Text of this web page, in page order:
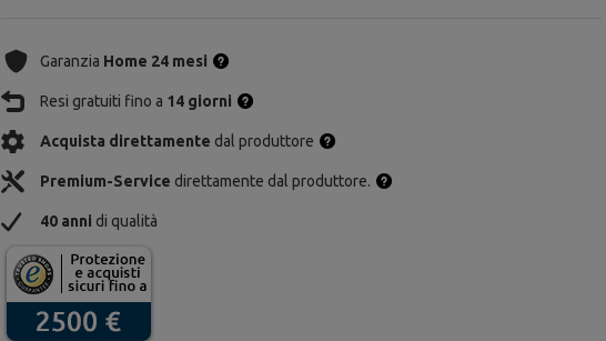
Garanzia Home 24 mesi
Resi gratuiti fino a 14 giorni
Acquista direttamente dal produttore
Premium-Service direttamente dal produttore.
40 anni di qualità